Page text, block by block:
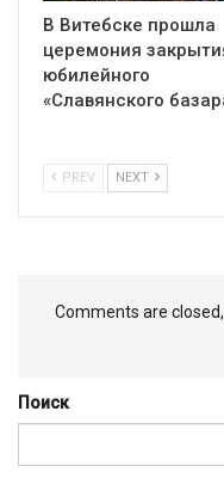
В Витебске прошла
церемония
юбилейного
«Славянского
PREV NEXT
Comments are
Поиск